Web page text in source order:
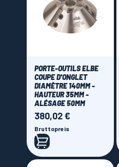
PORTE-OUTILS ELBE
COUPE D'ONGLET
DIAMÈTRE 140MM -
HAUTEUR 35MM -
ALÉSAGE 50MM
Preis
380,02 €
Bruttopreis